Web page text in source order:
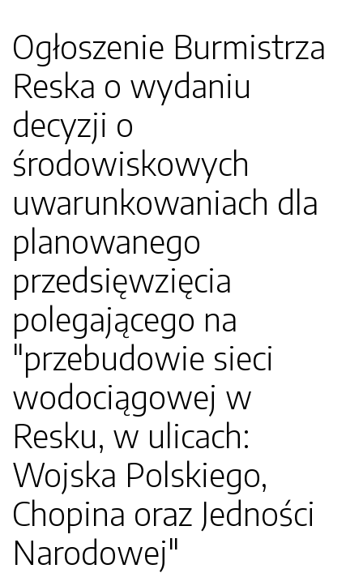
Ogłoszenie Burmistrza
Reska o wydaniu
decyzji o
środowiskowych
uwarunkowaniach dla
planowanego
przedsięwzięcia
polegającego na
"przebudowie sieci
wodociągowej w
Resku, w ulicach:
Wojska Polskiego,
Chopina oraz Jedności
Narodowej"